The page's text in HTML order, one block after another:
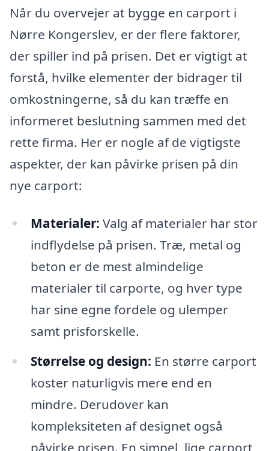
Når du overvejer at bygge en carport i
Nørre Kongerslev, er der flere faktorer,
der spiller ind på prisen. Det er vigtigt at
forstå, hvilke elementer der bidrager til
omkostningerne, så du kan træffe en
informeret beslutning sammen med det
rette firma. Her er nogle af de vigtigste
aspekter, der kan påvirke prisen på din
nye carport:
Materialer: Valg af materialer har stor
indflydelse på prisen. Træ, metal og
beton er de mest almindelige
materialer til carporte, og hver type
har sine egne fordele og ulemper
samt prisforskelle.
Størrelse og design: En større carport
koster naturligvis mere end en
mindre. Derudover kan
kompleksiteten af designet også
påvirke prisen. En simpel, lige carport